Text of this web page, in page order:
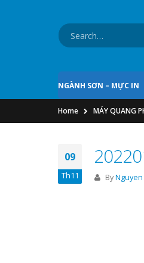
NGÀNH SƠN – MỰC IN
Home MÁY QUANG
09
Th11 By